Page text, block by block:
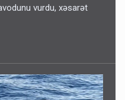
vurdu, xəsarət